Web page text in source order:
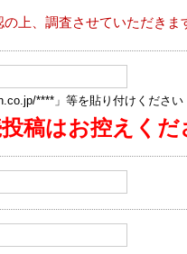
上、調査させていただきま
****」等を貼り付けください
稿はお控えくだ